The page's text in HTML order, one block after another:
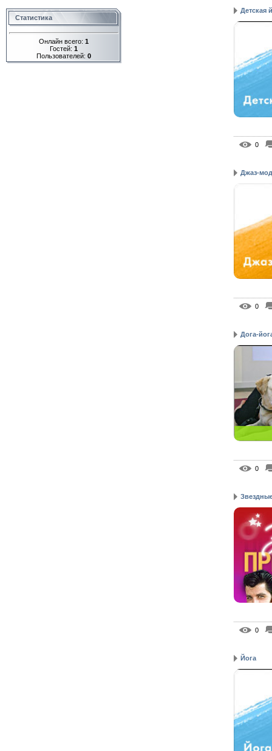
Статистика
Онлайн всего: 1
Гостей: 1
Пользователей: 0
Детская
0
Джаз-
0
Дога-
0
0
Йога